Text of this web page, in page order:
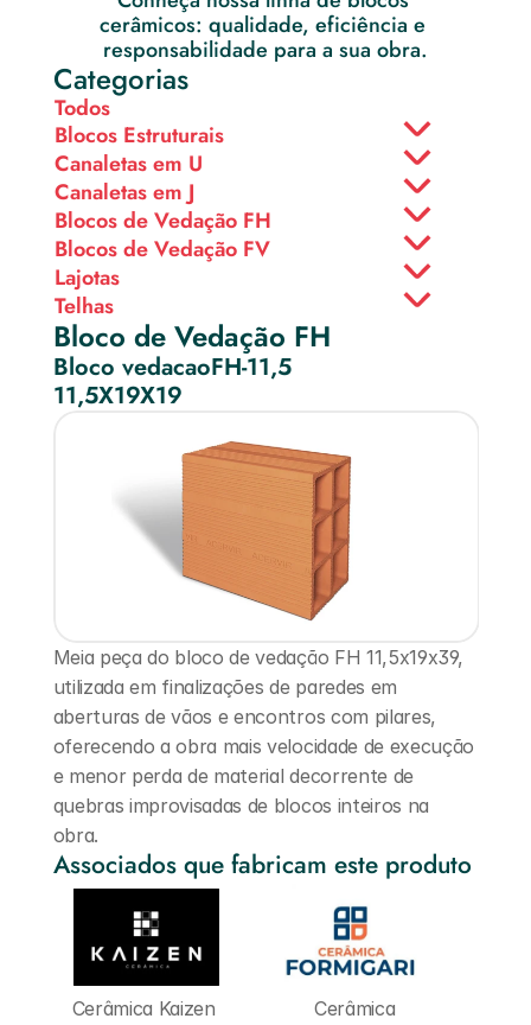
cerâmicos: qualidade, eficiência e
responsabilidade para a sua obra.
Categorias
Todos
Blocos Estruturais
Canaletas em U
Canaletas em J
Blocos de Vedação FH
Blocos de Vedação FV
Lajotas
Telhas
Bloco de Vedação FH
Bloco vedacaoFH-11,5
11,5X19X19
Associados que fabricam este produto
Meia peça do bloco de vedação FH 11,5x19x39,
utilizada em finalizações de paredes em
aberturas de vãos e encontros com pilares,
oferecendo a obra mais velocidade de execução
e menor perda de material decorrente de
quebras improvisadas de blocos inteiros na
obra.
Cerâmica Kaizen
Cerâmica